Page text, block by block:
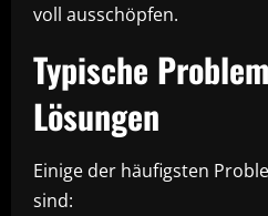
voll ausschöpfen.
Typische
Lösungen
Einige der häufigsten
sind: